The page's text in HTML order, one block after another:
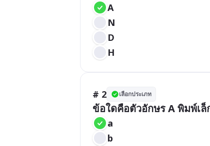
A
N
D
H
# 2 เลือกประเภท
ข้อใดคือตัวอักษร A พิมพ์เล็
a
b